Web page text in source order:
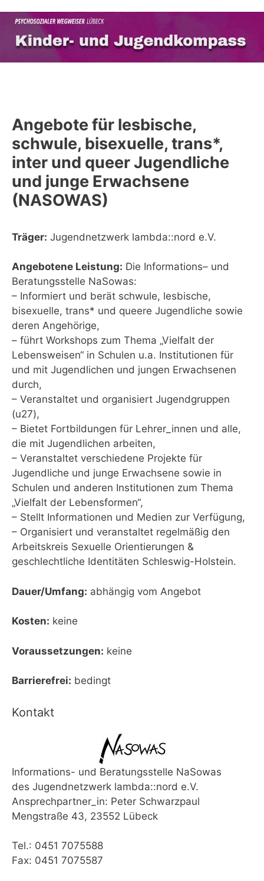
Inhalt
springen
Angebote für lesbische,
schwule, bisexuelle, trans*,
inter und queer Jugendliche
und junge Erwachsene
(NASOWAS)
Träger: Jugendnetzwerk lambda::nord e.V.
Angebotene Leistung: Die Informations– und
Beratungsstelle NaSowas:
– Informiert und berät schwule, lesbische,
bisexuelle, trans* und queere Jugendliche sowie
deren Angehörige,
– führt Workshops zum Thema „Vielfalt der
Lebensweisen“ in Schulen u.a. Institutionen für
und mit Jugendlichen und jungen Erwachsenen
durch,
– Veranstaltet und organisiert Jugendgruppen
(u27),
– Bietet Fortbildungen für Lehrer_innen und alle,
die mit Jugendlichen arbeiten,
– Veranstaltet verschiedene Projekte für
Jugendliche und junge Erwachsene sowie in
Schulen und anderen Institutionen zum Thema
„Vielfalt der Lebensformen“,
– Stellt Informationen und Medien zur Verfügung,
– Organisiert und veranstaltet regelmäßig den
Arbeitskreis Sexuelle Orientierungen &
geschlechtliche Identitäten Schleswig-Holstein.
Dauer/Umfang: abhängig vom Angebot
Kosten: keine
Voraussetzungen: keine
Barrierefrei: bedingt
Kontakt
Informations- und Beratungsstelle NaSowas
des Jugendnetzwerk lambda::nord e.V.
Ansprechpartner_in: Peter Schwarzpaul
Mengstraße 43, 23552 Lübeck
Tel.: 0451 7075588
Fax: 0451 7075587